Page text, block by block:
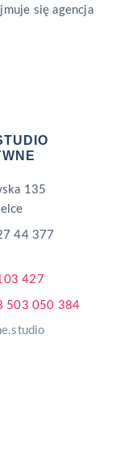
się agencja
135
44 377
427
503 050 384